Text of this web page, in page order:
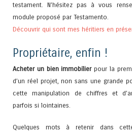
testament. N’hésitez pas à vous
module proposé par Testamento.
Découvrir qui sont mes héritiers en
Propriétaire, enfin !
Acheter un bien immobilierpour la
d’un réel projet, non sans une grande
cette manipulation de chiffres et
parfois si lointaines.
Quelques mots à retenir dans